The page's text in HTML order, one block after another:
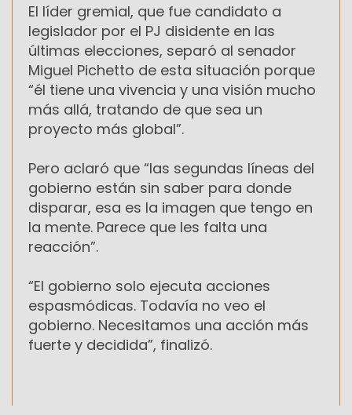
El líder gremial, que fue candidato a
legislador por el PJ disidente en las
últimas elecciones, separó al senador
Miguel Pichetto de esta situación porque
“él tiene una vivencia y una visión mucho
más allá, tratando de que sea un
proyecto más global”.
Pero aclaró que “las segundas líneas del
gobierno están sin saber para donde
disparar, esa es la imagen que tengo en
la mente. Parece que les falta una
reacción”.
“El gobierno solo ejecuta acciones
espasmódicas. Todavía no veo el
gobierno. Necesitamos una acción más
fuerte y decidida”, finalizó.